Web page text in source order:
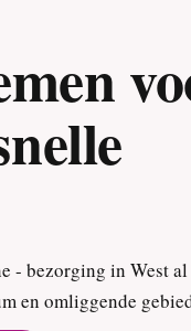
- bezorging in West
en omliggende